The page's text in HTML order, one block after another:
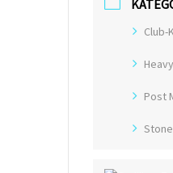
Club-
Post